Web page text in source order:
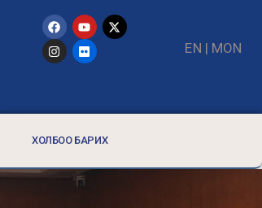
EN | MON
ХОЛБОО БАРИХ